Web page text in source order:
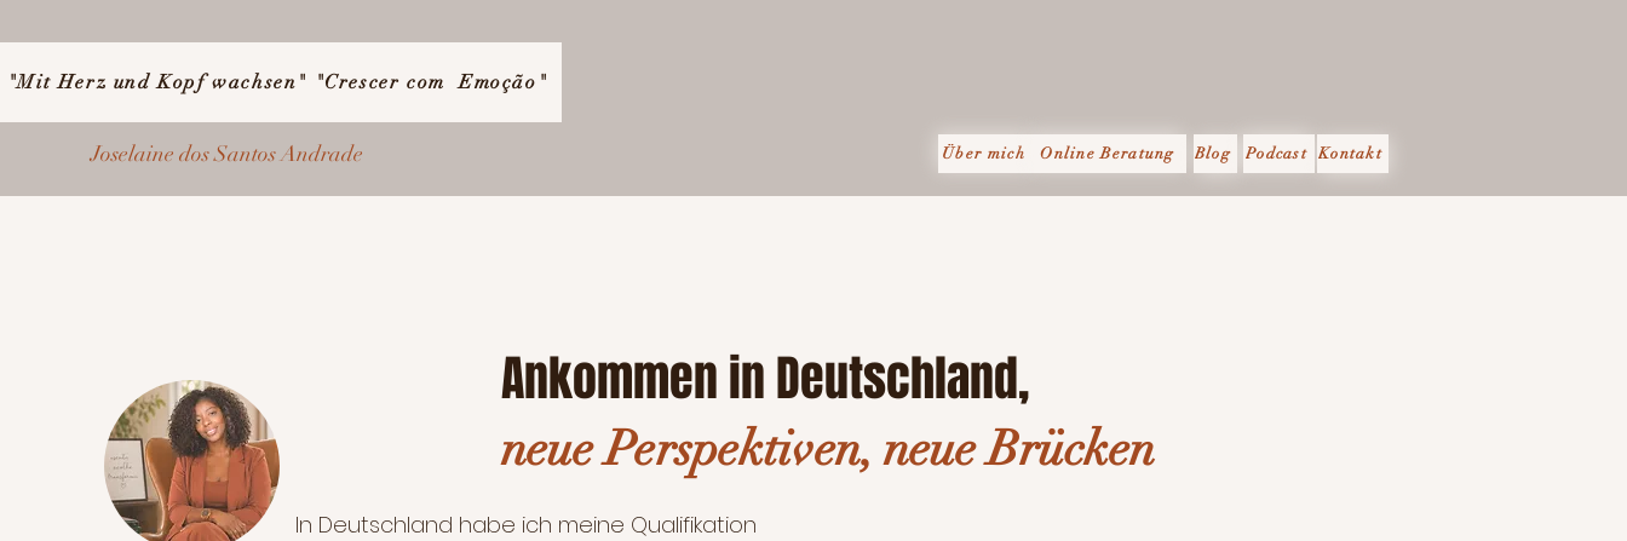
"Mit Herz und Kopf wachsen" "Crescer com Emoção"
Joselaine dos Santos Andrade Über mich Online Beratung Blog Podcast Kontakt
Ankommen in Deutschland,
neue Perspektiven, neue Brücken
In Deutschland habe ich meine Qualifikation